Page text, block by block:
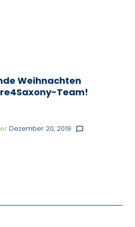
Weihnachten
Team!
Dezember 20, 2019 chat_bubble_outline